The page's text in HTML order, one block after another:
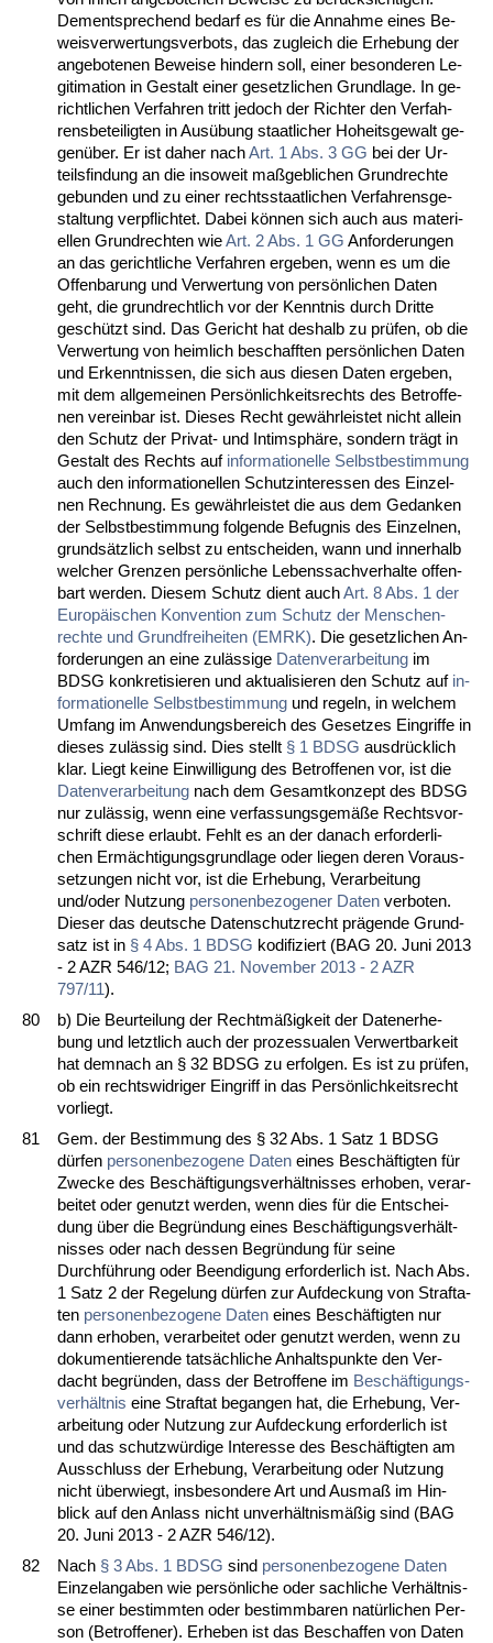
Dem­ent­spre­chend be­darf es für die An­nah­me ei­nes Be­
weis­ver­wer­tungs­ver­bots, das zu­gleich die Er­he­bung der
an­ge­bo­te­nen Be­wei­se hin­dern soll, ei­ner be­son­de­ren Le­
gi­ti­ma­ti­on in Ge­stalt ei­ner ge­setz­li­chen Grund­la­ge. In ge­
richt­li­chen Ver­fah­ren tritt je­doch der Rich­ter den Ver­fah­
rens­be­tei­lig­ten in Ausübung staat­li­cher Ho­heits­ge­walt ge­
genüber. Er ist da­her nachArt. 1 Abs. 3 GG bei der Ur­
teils­fin­dung an die in­so­weit maßgeb­li­chen Grund­rech­te
ge­bun­den und zu ei­ner rechts­staat­li­chen Ver­fah­rens­ge­
stal­tung ver­pflich­tet. Da­bei können sich auch aus ma­te­ri­
el­len Grund­rech­ten wieArt. 2 Abs. 1 GG An­for­de­run­gen
an das ge­richt­li­che Ver­fah­ren er­ge­ben, wenn es um die
Of­fen­ba­rung und Ver­wer­tung von persönli­chen Da­ten
geht, die grund­recht­lich vor der Kennt­nis durch Drit­te
geschützt sind. Das Ge­richt hat des­halb zu prüfen, ob die
Ver­wer­tung von heim­lich be­schaff­ten persönli­chen Da­ten
und Er­kennt­nis­sen, die sich aus die­sen Da­ten er­ge­ben,
mit dem all­ge­mei­nen Persönlich­keits­rechts des Be­trof­fe­
nen ver­ein­bar ist. Die­ses Recht gewähr­leis­tet nicht al­lein
den Schutz der Pri­vat- und In­tim­sphäre, son­dern trägt in
Ge­stalt des Rechts auf in­for­ma­tio­nel­le Selbst­be­stim­mung
auch den in­for­ma­tio­nel­len Schutz­in­ter­es­sen des Ein­zel­
nen Rech­nung. Es gewähr­leis­tet die aus dem Ge­dan­ken
der Selbst­be­stim­mung fol­gen­de Be­fug­nis des Ein­zel­nen,
grundsätz­lich selbst zu ent­schei­den, wann und in­ner­halb
wel­cher Gren­zen persönli­che Le­bens­sach­ver­hal­te of­fen­
bart wer­den. Die­sem Schutz dient auchArt. 8 Abs. 1 der
Eu­ropäischen Kon­ven­ti­on zum Schutz der Men­schen­
rech­te und Grund­frei­hei­ten (EM­RK). Die ge­setz­li­chen An­
for­de­run­gen an ei­ne zulässi­ge Da­ten­ver­ar­bei­tung im
BDSG kon­kre­ti­sie­ren und ak­tua­li­sie­ren den Schutz auf in­
for­ma­tio­nel­le Selbst­be­stim­mung und re­geln, in wel­chem
Um­fang im An­wen­dungs­be­reich des Ge­set­zes Ein­grif­fe in
die­ses zulässig sind. Dies stellt § 1 BDSG aus­drück­lich
klar. Liegt kei­ne Ein­wil­li­gung des Be­trof­fe­nen vor, ist die
Da­ten­ver­ar­bei­tung nach dem Ge­samt­kon­zept des BDSG
nur zulässig, wenn ei­ne ver­fas­sungs­gemäße Rechts­vor­
schrift die­se er­laubt. Fehlt es an der da­nach er­for­der­li­
chen Ermäch­ti­gungs­grund­la­ge oder lie­gen de­ren Vor­aus­
set­zun­gen nicht vor, ist die Er­he­bung, Ver­ar­bei­tung
und/oder Nut­zung per­so­nen­be­zo­ge­ner Da­ten ver­bo­ten.
Die­ser das deut­sche Da­ten­schutz­recht prägen­de Grund­
satz ist in § 4 Abs. 1 BDSG ko­di­fi­ziert (BAG 20. Ju­ni 2013
- 2 AZR 546/12; BAG 21. No­vem­ber 2013 - 2 AZR
797/11).
80
b) Die Be­ur­tei­lung der Rechtmäßig­keit der Da­ten­er­he­
bung und letzt­lich auch der pro­zes­sua­len Ver­wert­bar­keit
hat dem­nach an § 32 BDSG zu er­fol­gen. Es ist zu prüfen,
ob ein rechts­wid­ri­ger Ein­griff in das Persönlich­keits­recht
vor­liegt.
81
Gem. der Be­stim­mung des § 32 Abs. 1 Satz 1 BDSG
dürfen per­so­nen­be­zo­ge­ne Da­ten ei­nes Beschäftig­ten für
Zwe­cke des Beschäfti­gungs­verhält­nis­ses er­ho­ben, ver­ar­
bei­tet oder ge­nutzt wer­den, wenn dies für die Ent­schei­
dung über die Be­gründung ei­nes Beschäfti­gungs­verhält­
nis­ses oder nach des­sen Be­gründung für sei­ne
Durchführung oder Be­en­di­gung er­for­der­lich ist. Nach Abs.
1 Satz 2 der Re­ge­lung dürfen zur Auf­de­ckung von Straf­ta­
ten per­so­nen­be­zo­ge­ne Da­ten ei­nes Beschäftig­ten nur
dann er­ho­ben, ver­ar­bei­tet oder ge­nutzt wer­den, wenn zu
do­ku­men­tie­ren­de tatsächli­che An­halts­punk­te den Ver­
dacht be­gründen, dass der Be­trof­fe­ne im Beschäfti­gungs­
verhält­nis ei­ne Straf­tat be­gan­gen hat, die Er­he­bung, Ver­
ar­bei­tung oder Nut­zung zur Auf­de­ckung er­for­der­lich ist
und das schutzwürdi­ge In­ter­es­se des Beschäftig­ten am
Aus­schluss der Er­he­bung, Ver­ar­bei­tung oder Nut­zung
nicht über­wiegt, ins­be­son­de­re Art und Aus­maß im Hin­
blick auf den An­lass nicht un­verhält­nismäßig sind (BAG
20. Ju­ni 2013 - 2 AZR 546/12).
82
Nach § 3 Abs. 1 BDSG sind per­so­nen­be­zo­ge­ne Da­ten
Ein­zel­an­ga­ben wie persönli­che oder sach­li­che Verhält­nis­
se ei­ner be­stimm­ten oder be­stimm­ba­ren natürli­chen Per­
son (Be­trof­fe­ner). Er­he­ben ist das Be­schaf­fen von Da­ten